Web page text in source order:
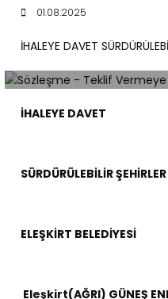
01.08.2025
İHALEYE DAVET
İHALEYE DAVET
SÜRDÜRÜLEBİLİR
ELEŞKİRT BELEDİYESİ
Eleşkirt(AĞRI) GÜNEŞ